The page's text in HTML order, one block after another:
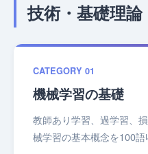
技術・基礎理論
CATEGORY 01
機械学習の基礎
教師あり学習、過学習、
械学習の基本概念を100語